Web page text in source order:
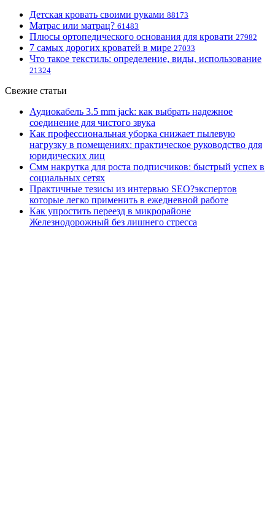
Детская кровать своими руками 88173
Матрас или матрац? 61483
Плюсы ортопедического основания для кровати 27982
7 самых дорогих кроватей в мире 27033
Что такое текстиль: определение, виды, использование
21324
Свежие статьи
Аудиокабель 3.5 mm jack: как выбрать надежное
соединение для чистого звука
Как профессиональная уборка снижает пылевую
нагрузку в помещениях: практическое руководство для
юридических лиц
Смм накрутка для роста подписчиков: быстрый успех в
социальных сетях
Практичные тезисы из интервью SEO?экспертов
которые легко применить в ежедневной работе
Как упростить переезд в микрорайоне
Железнодорожный без лишнего стресса